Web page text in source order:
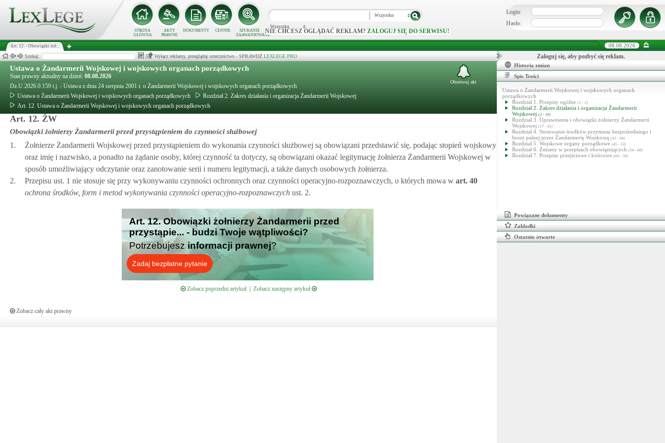
STRONA
GŁÓWNA
AKTY
PRAWNE
DOKUMENTY CENNIK
SZUKANIE
ZAAWANSOWANE
Wszystko
Wszystko
NIE CHCESZ OGLĄDAĆ REKLAM? ZALOGUJ SIĘ DO SERWISU!
Login:
Hasło:
Art. 12. - Obowiązki żoł... 08.08.2026
Szukaj: Wyłącz reklamy, przeglądaj orzecznictwo - SPRAWDŹ LEXLEGE PRO
Ustawa o Żandarmerii Wojskowej i wojskowych organach porządkowych
Stan prawny aktualny na dzień: 08.08.2026
Dz.U.2026.0.159 t.j. - Ustawa z dnia 24 sierpnia 2001 r. o Żandarmerii Wojskowej i wojskowych organach porządkowych
Ustawa o Żandarmerii Wojskowej i wojskowych organach porządkowych
Rozdział 2. Zakres działania i organizacja Żandarmerii Wojskowej
Art. 12. Ustawa o Żandarmerii Wojskowej i wojskowych organach porządkowych
Obserwuj akt
Art. 12. ŻW
Obowiązki żołnierzy Żandarmerii przed przystąpieniem do czynności służbowej
1.
Żołnierze Żandarmerii Wojskowej przed przystąpieniem do wykonania czynności służbowej są obowiązani przedstawić się, podając stopień wojskowy
oraz imię i nazwisko, a ponadto na żądanie osoby, której czynność ta dotyczy, są obowiązani okazać legitymację żołnierza Żandarmerii Wojskowej w
sposób umożliwiający odczytanie oraz zanotowanie serii i numeru legitymacji, a także danych osobowych żołnierza.
2.
Przepisu ust. 1 nie stosuje się przy wykonywaniu czynności ochronnych oraz czynności operacyjno-rozpoznawczych, o których mowa w art. 40
ochrona środków, form i metod wykonywania czynności operacyjno-rozpoznawczych ust. 2.
Art. 12. Obowiązki żołnierzy Żandarmerii przed
przystąpie... - budzi Twoje wątpliwości?
Potrzebujesz informacji prawnej?
Zadaj bezpłatne pytanie
Zobacz poprzedni artykuł| Zobacz następny artykuł
Zobacz cały akt prawny
Zaloguj się, aby pozbyć się reklam.
Historia zmian
Spis Treści
Ustawa o Żandarmerii Wojskowej i wojskowych organach
porządkowych
Rozdział 1. Przepisy ogólne (1 - 1)
Rozdział 2. Zakres działania i organizacja Żandarmerii
Wojskowej (2 - 16)
Rozdział 3. Uprawnienia i obowiązki żołnierzy Żandarmerii
Wojskowej (17 - 41)
Rozdział 4. Stosowanie środków przymusu bezpośredniego i
broni palnej przez Żandarmerię Wojskową (42 - 44)
Rozdział 5. Wojskowe organy porządkowe (45 - 53)
Rozdział 6. Zmiany w przepisach obowiązujących (54 - 68)
Rozdział 7. Przepisy przejściowe i końcowe (69 - 70)
Powiązane dokumenty
Zakładki
Ostatnio otwarte